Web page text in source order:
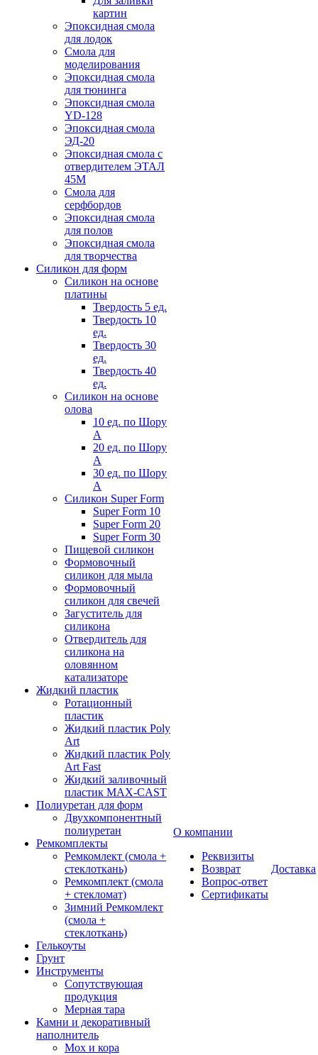
картин
Эпоксидная смола
для лодок
Смола для
моделирования
Эпоксидная смола
для тюнинга
Эпоксидная смола
YD-128
Эпоксидная смола
ЭД-20
Эпоксидная смола с
отвердителем ЭТАЛ
45М
Смола для
серфбордов
Эпоксидная смола
для полов
Эпоксидная смола
для творчества
Силикон для форм
Силикон на основе
платины
Твердость 5 ед.
Твердость 10
ед.
Твердость 30
ед.
Твердость 40
ед.
Силикон на основе
олова
10 ед. по Шору
А
20 ед. по Шору
А
30 ед. по Шору
А
Силикон Super Form
Super Form 10
Super Form 20
Super Form 30
Пищевой силикон
Формовочный
силикон для мыла
Формовочный
силикон для свечей
Загуститель для
силикона
Отвердитель для
силикона на
оловянном
катализаторе
Жидкий пластик
Ротационный
пластик
Жидкий пластик Poly
Art
Жидкий пластик Poly
Art Fast
Жидкий заливочный
пластик MAX-CAST
Полиуретан для форм
Двухкомпонентный
полиуретан
Ремкомплекты
Ремкомлект (смола +
стеклоткань)
Ремкомплект (смола
+ стекломат)
Зимний Ремкомлект
(смола +
стеклоткань)
Гелькоуты
Грунт
Инструменты
Сопутствующая
продукция
Мерная тара
Камни и декоративный
наполнитель
Мох и кора
О компании
Реквизиты
Возврат
Вопрос-ответ
Сертификаты
Доставка